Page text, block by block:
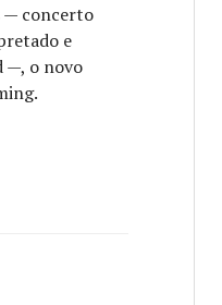
— concerto
e
—, o novo
já disponível